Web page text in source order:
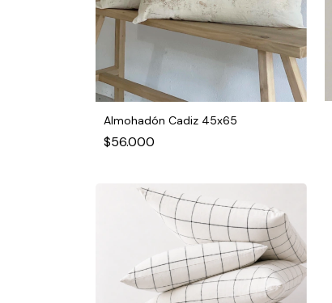
Almohadón Cadiz 45x65
$56.000